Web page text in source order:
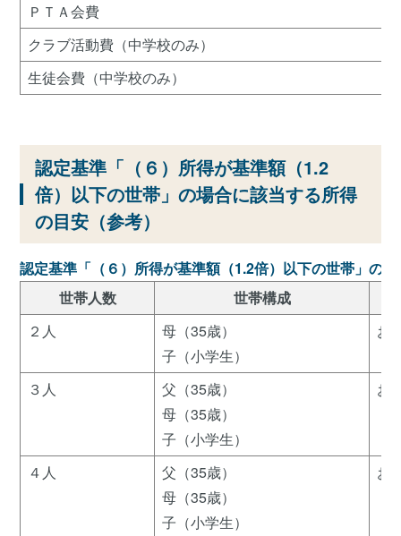
ＰＴＡ会費
クラブ活動費（中学校のみ）
生徒会費（中学校のみ）
認定基準「（６）所得が基準額（1.2
倍）以下の世帯」の場合に該当する所得
の目安（参考）
認定基準「（６）所得が基準額（1.2倍）以下の世帯」の
世帯人数
世帯構成
２人
母（35歳）
子（小学生）
お
３人
父（35歳）
母（35歳）
子（小学生）
お
４人
父（35歳）
母（35歳）
子（小学生）
お